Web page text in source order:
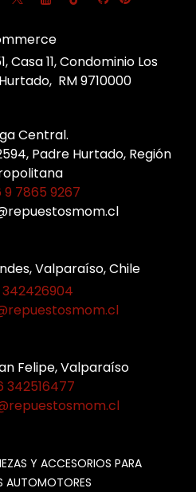
Casa 11, Condominio Los
RM 9710000
Central.
Padre Hurtado, Región
9 7865 9267
Valparaíso, Chile
Felipe, Valparaíso
342516477
Y ACCESORIOS PARA
AUTOMOTORES